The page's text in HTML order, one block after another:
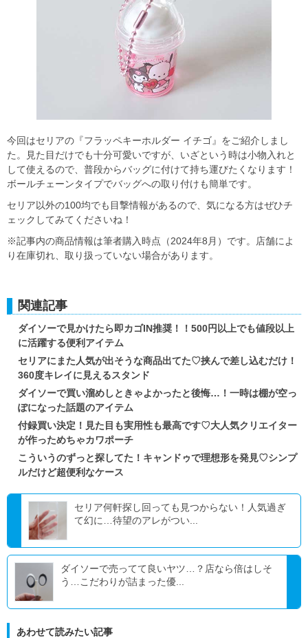
今回はセリアの『フラッペキーホルダー イチゴ』をご紹介しまし
た。見た目だけでも十分可愛いですが、いざという時は小物入れと
して使えるので、普段からバッグに付けて持ち運びたくなります！
ボールチェーンタイプでバッグへの取り付けも簡単です。
セリア以外の100均でも目撃情報があるので、気になる方はぜひチ
ェックしてみてくださいね！
※記事内の商品情報は筆者購入時点（2024年8月）です。店舗によ
り在庫切れ、取り扱っていない場合があります。
関連記事
ダイソーで見かけたら即カゴIN推奨！！500円以上でも値段以上
に活躍する便利アイテム
セリアにまた人気が出そうな商品出てた♡挟んで差し込むだけ！
360度キレイに見えるスタンド
ダイソーで買い溜めしときゃよかったと後悔…！一時は棚が空っ
ぽになった話題のアイテム
付録買い決定！見た目も実用性も最高です♡大人気クリエイター
が作っためちゃカワポーチ
こういうのずっと探してた！キャンドゥで理想形を発見♡シンプ
ルだけど超便利なケース
セリア何軒探し回っても見つからない！人気過ぎ
て幻に…待望のアレがつい...
ダイソーで売ってて良いヤツ…？店なら倍はしそ
う…こだわりが詰まった優...
あわせて読みたい記事